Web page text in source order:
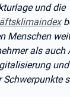
und
Menschen
als auch
Schwerpunkte